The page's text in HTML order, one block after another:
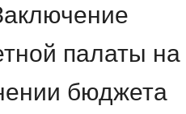
палаты на
бюджета